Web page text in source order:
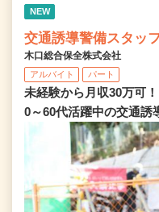
NEW
交通誘導警備スタッ
木口総合保全株式会社
アルバイト パート
未経験から月収30万可
0～60代活躍中の交通誘